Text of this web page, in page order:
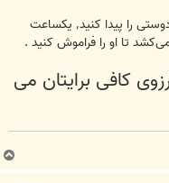
می گویند که تنها یک دقیقه طول می‌کشد که دوستی را پیدا کنید٬ یکساعت
تا او را فراموش کنید .
کافی برایتان می
ب
ا